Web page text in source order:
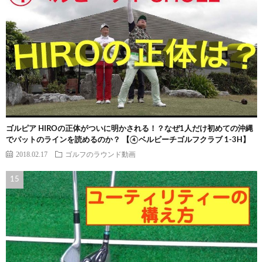
ゴルピア HIROの正体がついに明かされる！？なぜ1人だけ初めての沖縄
でパットのラインを読めるのか？ 【④ベルビーチゴルフクラブ 1-3H】
2018.02.17 ゴルフのラウンド動画